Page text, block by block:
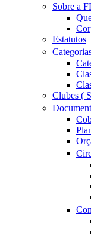
Sobre a
Estatutos
Clubes (